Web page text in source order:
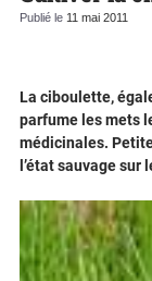
Publié le 11 mai 2011
La ciboulette,
parfume les mets
médicinales.
l’état sauvage